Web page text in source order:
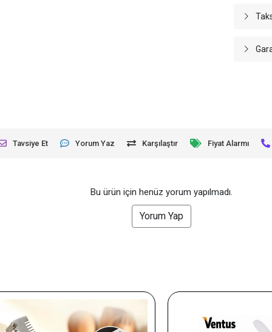
Tavsiye Et Yorum Yaz Karşılaştır Fiyat Alarmı
Bu ürün için henüz yorum yapılmadı.
Yorum Yap